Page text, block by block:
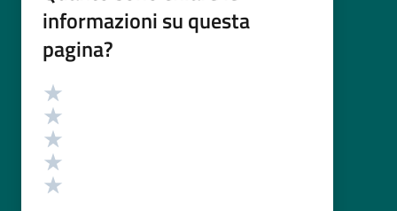
informazioni su questa
pagina?
Valutazione